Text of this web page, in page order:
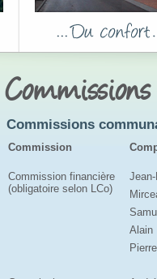
Commissions
Commission
Commission financière
(obligatoire selon LCo)
Alain